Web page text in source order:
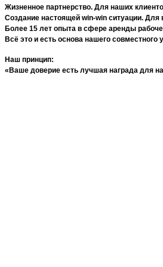
Жизненное партнерство. Для наших
Создание настоящей win-win ситуации. Для
Более 15 лет опыта в сфере аренды
Всё это и есть основа нашего совместного
Наш принцип:
«Ваше доверие есть лучшая награда для